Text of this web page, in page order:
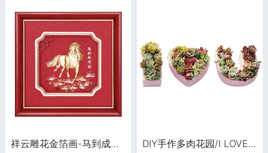
祥云雕花金箔画-马到成功·3D立体金箔画，祝福，生日祝贺，商务公关礼物，企业赠品 DIY手作多肉花园/I LOVE U·景观多肉盆栽 定制I LOVE U花盆